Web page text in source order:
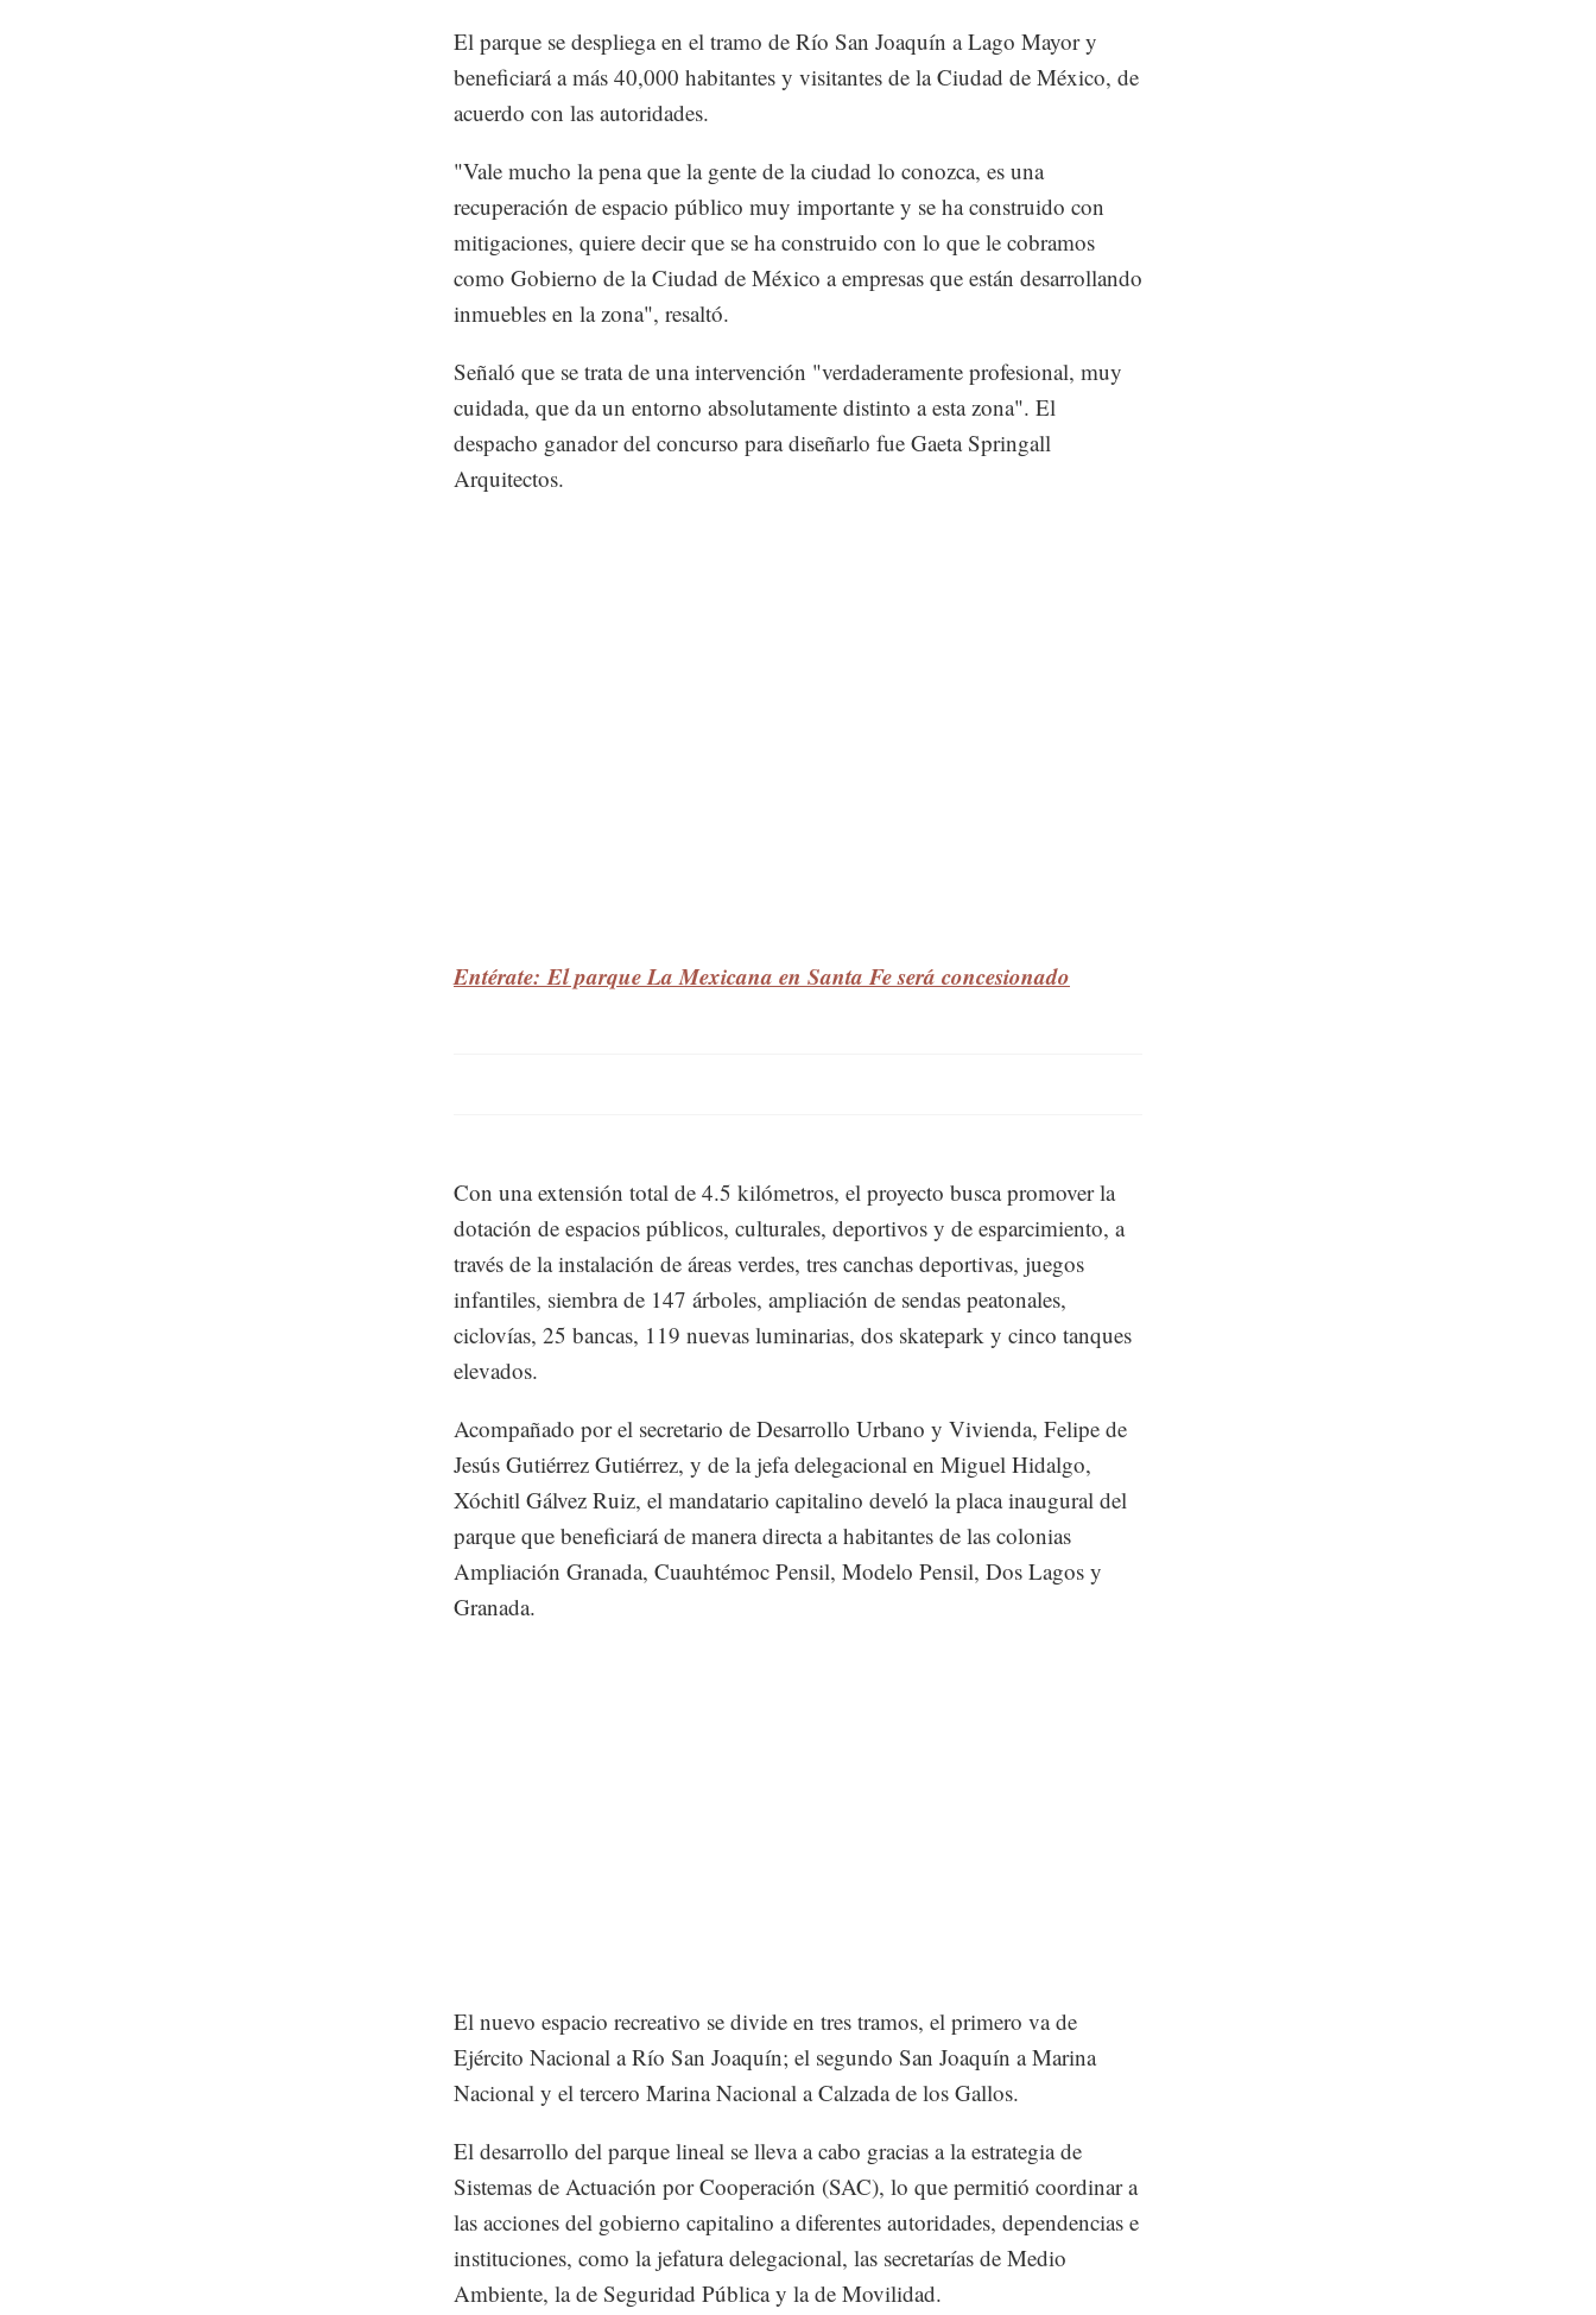
El parque se despliega en el tramo de Río San Joaquín a Lago Mayor y
beneficiará a más 40,000 habitantes y visitantes de la Ciudad de México, de
acuerdo con las autoridades.
"Vale mucho la pena que la gente de la ciudad lo conozca, es una
recuperación de espacio público muy importante y se ha construido con
mitigaciones, quiere decir que se ha construido con lo que le cobramos
como Gobierno de la Ciudad de México a empresas que están desarrollando
inmuebles en la zona", resaltó.
Señaló que se trata de una intervención "verdaderamente profesional, muy
cuidada, que da un entorno absolutamente distinto a esta zona". El
despacho ganador del concurso para diseñarlo fue Gaeta Springall
Arquitectos.
Entérate: El parque La Mexicana en Santa Fe será concesionado
Con una extensión total de 4.5 kilómetros, el proyecto busca promover la
dotación de espacios públicos, culturales, deportivos y de esparcimiento, a
través de la instalación de áreas verdes, tres canchas deportivas, juegos
infantiles, siembra de 147 árboles, ampliación de sendas peatonales,
ciclovías, 25 bancas, 119 nuevas luminarias, dos skatepark y cinco tanques
elevados.
Acompañado por el secretario de Desarrollo Urbano y Vivienda, Felipe de
Jesús Gutiérrez Gutiérrez, y de la jefa delegacional en Miguel Hidalgo,
Xóchitl Gálvez Ruiz, el mandatario capitalino develó la placa inaugural del
parque que beneficiará de manera directa a habitantes de las colonias
Ampliación Granada, Cuauhtémoc Pensil, Modelo Pensil, Dos Lagos y
Granada.
El nuevo espacio recreativo se divide en tres tramos, el primero va de
Ejército Nacional a Río San Joaquín; el segundo San Joaquín a Marina
Nacional y el tercero Marina Nacional a Calzada de los Gallos.
El desarrollo del parque lineal se lleva a cabo gracias a la estrategia de
Sistemas de Actuación por Cooperación (SAC), lo que permitió coordinar a
las acciones del gobierno capitalino a diferentes autoridades, dependencias e
instituciones, como la jefatura delegacional, las secretarías de Medio
Ambiente, la de Seguridad Pública y la de Movilidad.